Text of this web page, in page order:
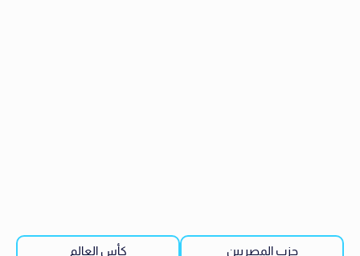
حزب المصريين كأس العالم